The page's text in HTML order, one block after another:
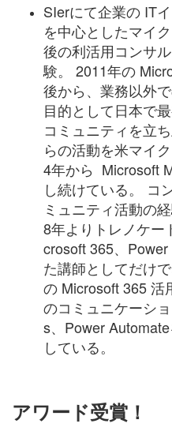
SIerにて企業の IT
を中心としたマイ
後の利活用コンサ
験。 2011年の
後から、業務以外
目的として日本で
コミュニティを立
らの活動を米マイ
4年から Microsoft
し続けている。 コ
ミュニティ活動の
8年よりトレノケー
crosoft 365、
た講師としてだけ
の Microsoft 365 活
のコミュニケーシ
s、Power
している。
アワード受賞！